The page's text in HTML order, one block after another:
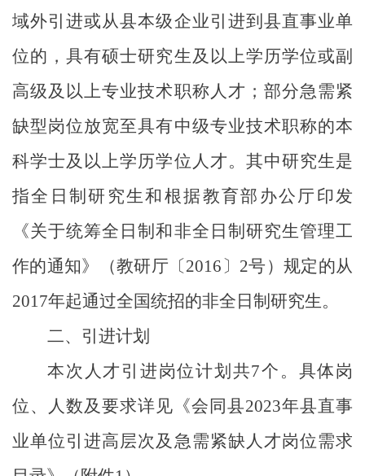
域外引进或从县本级企业引进到县直事业单
位的，具有硕士研究生及以上学历学位或副
高级及以上专业技术职称人才；部分急需紧
缺型岗位放宽至具有中级专业技术职称的本
科学士及以上学历学位人才。其中研究生是
指全日制研究生和根据教育部办公厅印发
《关于统筹全日制和非全日制研究生管理工
作的通知》（教研厅〔 2016 〕 2号）规定的从
2017年起通过全国统招的非全日制研究生。
二、引进计划
本次人才引进岗位计划共7个 。 具体岗
位、人数及要求详见《会同县2023年县直事
业单位引进高层次及急需紧缺人才岗位需求